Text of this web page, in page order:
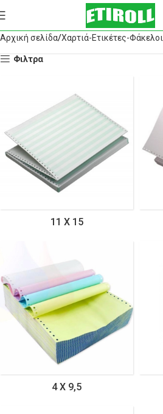
Αρχική σελίδα Χαρτιά-Ετικέτες-Φάκελοι
Φιλτρα
11 Χ 15
4 Χ 9,5